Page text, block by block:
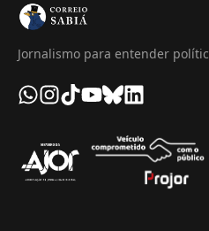
Jornalismo para entender